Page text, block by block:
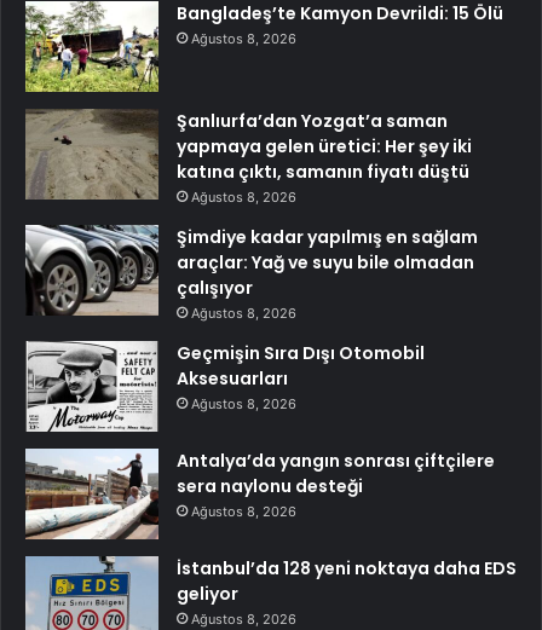
Bangladeş’te Kamyon Devrildi: 15 Ölü
Ağustos 8, 2026
Şanlıurfa’dan Yozgat’a saman
yapmaya gelen üretici: Her şey iki
katına çıktı, samanın fiyatı düştü
Ağustos 8, 2026
Şimdiye kadar yapılmış en sağlam
araçlar: Yağ ve suyu bile olmadan
çalışıyor
Ağustos 8, 2026
Geçmişin Sıra Dışı Otomobil
Aksesuarları
Ağustos 8, 2026
Antalya’da yangın sonrası çiftçilere
sera naylonu desteği
Ağustos 8, 2026
İstanbul’da 128 yeni noktaya daha EDS
geliyor
Ağustos 8, 2026